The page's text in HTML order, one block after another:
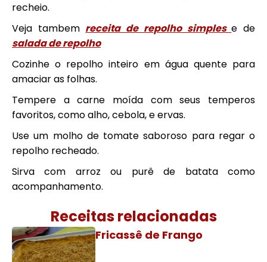
recheio.
Veja tambem receita de repolho simplese de
salada de repolho
Cozinhe o repolho inteiro em água quente para
amaciar as folhas.
Tempere a carne moída com seus temperos
favoritos, como alho, cebola, e ervas.
Use um molho de tomate saboroso para regar o
repolho recheado.
Sirva com arroz ou purê de batata como
acompanhamento.
Receitas relacionadas
Fricassê de Frango